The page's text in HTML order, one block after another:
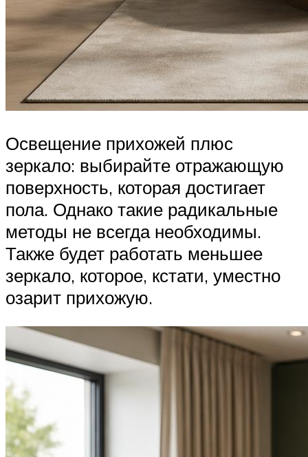
Освещение прихожей плюс
зеркало: выбирайте отражающую
поверхность, которая достигает
пола. Однако такие радикальные
методы не всегда необходимы.
Также будет работать меньшее
зеркало, которое, кстати, уместно
озарит прихожую.